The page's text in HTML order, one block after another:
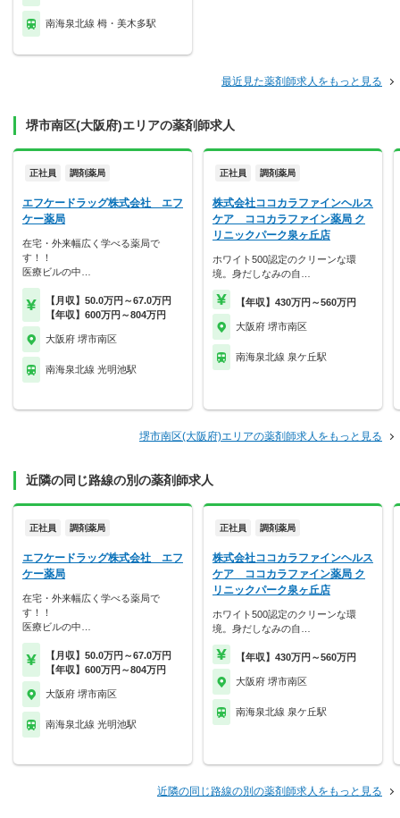
南海泉北線 栂・美木多駅
最近見た薬剤師求人をもっと見る
堺市南区(大阪府)エリアの薬剤師求人
正社員 調剤薬局
エフケードラッグ株式会社 エフ
ケー薬局
在宅・外来幅広く学べる薬局で
す！！
医療ビルの中…
【月収】50.0万円～67.0万円
【年収】600万円～804万円
大阪府 堺市南区
南海泉北線 光明池駅
正社員 調剤薬局
株式会社ココカラファインヘルス
ケア ココカラファイン薬局 ク
リニックパーク泉ヶ丘店
ホワイト500認定のクリーンな環
境。身だしなみの自…
【年収】430万円～560万円
大阪府 堺市南区
南海泉北線 泉ケ丘駅
堺市南区(大阪府)エリアの薬剤師求人をもっと見る
近隣の同じ路線の別の薬剤師求人
正社員 調剤薬局
エフケードラッグ株式会社 エフ
ケー薬局
在宅・外来幅広く学べる薬局で
す！！
医療ビルの中…
【月収】50.0万円～67.0万円
【年収】600万円～804万円
大阪府 堺市南区
南海泉北線 光明池駅
正社員 調剤薬局
株式会社ココカラファインヘルス
ケア ココカラファイン薬局 ク
リニックパーク泉ヶ丘店
ホワイト500認定のクリーンな環
境。身だしなみの自…
【年収】430万円～560万円
大阪府 堺市南区
南海泉北線 泉ケ丘駅
近隣の同じ路線の別の薬剤師求人をもっと見る